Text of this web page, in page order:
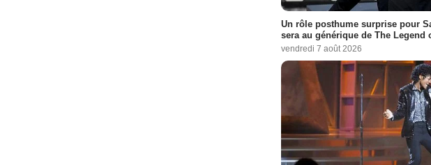
Un rôle posthume surprise pour
sera au générique de The Legend
vendredi 7 août 2026